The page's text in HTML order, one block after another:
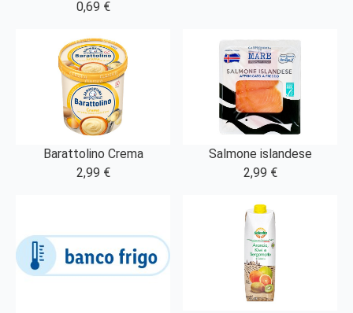
0,69 €
Barattolino Crema
2,99 €
Salmone islandese
2,99 €